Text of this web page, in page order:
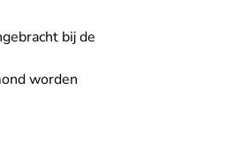
bij de
worden